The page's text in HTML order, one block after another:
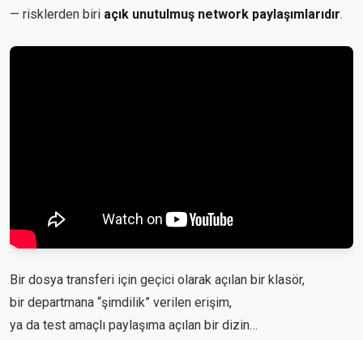
— risklerden biri açık unutulmuş network paylaşımlarıdır.
Bir dosya transferi için geçici olarak açılan bir klasör,
bir departmana “şimdilik” verilen erişim,
ya da test amaçlı paylaşıma açılan bir dizin…